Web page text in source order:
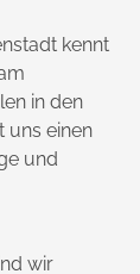
kennt
in den
uns einen
und
wir